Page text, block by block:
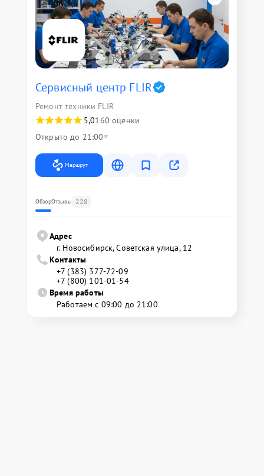
Сервисный центр FLIR
Ремонт техники FLIR
5,0160 оценки
Открыто до 21:00
Маршрут
ОбзорОтзывы 228
Адрес
г. Новосибирск, Советская улица, 12
Контакты
+7 (383) 377-72-09
+7 (800) 101-01-54
Время работы
Работаем с 09:00 до 21:00